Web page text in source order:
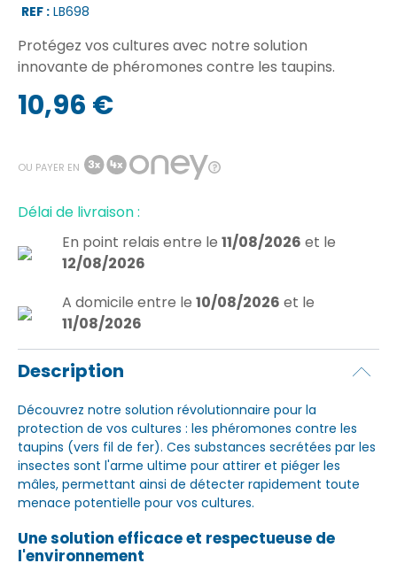
REF : LB698
Protégez vos cultures avec notre solution
innovante de phéromones contre les taupins.
10,96 €
OU PAYER EN
Délai de livraison :
En point relais entre le 11/08/2026 et le
12/08/2026
A domicile entre le 10/08/2026 et le
11/08/2026
Description
Découvrez notre solution révolutionnaire pour la
protection de vos cultures : les phéromones contre les
taupins (vers fil de fer). Ces substances secrétées par les
insectes sont l'arme ultime pour attirer et piéger les
mâles, permettant ainsi de détecter rapidement toute
menace potentielle pour vos cultures.
Une solution efficace et respectueuse de
l'environnement